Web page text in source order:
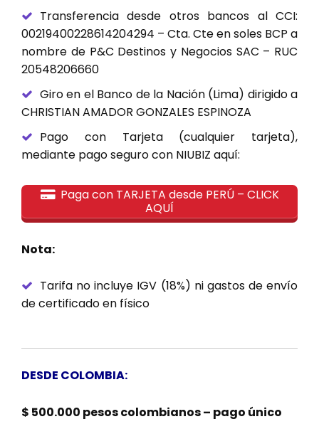
Transferencia desde otros bancos al CCI:
00219400228614204294 – Cta. Cte en soles BCP a
nombre de P&C Destinos y Negocios SAC – RUC
20548206660
Giro en el Banco de la Nación (Lima) dirigido a
CHRISTIAN AMADOR GONZALES ESPINOZA
Pago con Tarjeta (cualquier tarjeta),
mediante pago seguro con NIUBIZ aquí:
Paga con TARJETA desde PERÚ – CLICK
AQUÍ
Nota:
Tarifa no incluye IGV (18%) ni gastos de envío
de certificado en físico
DESDE COLOMBIA:
$ 500.000 pesos colombianos – pago único